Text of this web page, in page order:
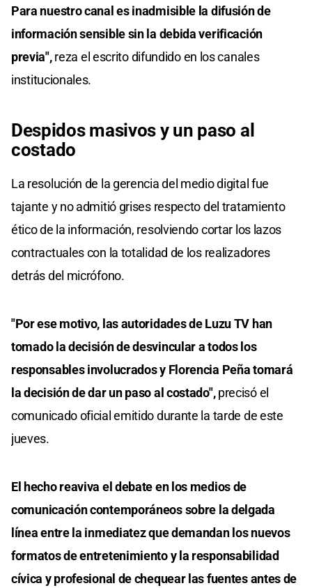
Para nuestro canal es inadmisible la difusión de
información sensible sin la debida verificación
previa",reza el escrito difundido en los canales
institucionales.
Despidos masivos y un paso al
costado
La resolución de la gerencia del medio digital fue
tajante y no admitió grises respecto del tratamiento
ético de la información, resolviendo cortar los lazos
contractuales con la totalidad de los realizadores
detrás del micrófono.
"Por ese motivo, las autoridades de Luzu TV han
tomado la decisión de desvincular a todos los
responsables involucrados y Florencia Peña tomará
la decisión de dar un paso al costado",precisó el
comunicado oficial emitido durante la tarde de este
jueves.
El hecho reaviva el debate en los medios de
comunicación contemporáneos sobre la delgada
línea entre la inmediatez que demandan los nuevos
formatos de entretenimiento y la responsabilidad
cívica y profesional de chequear las fuentes antes de